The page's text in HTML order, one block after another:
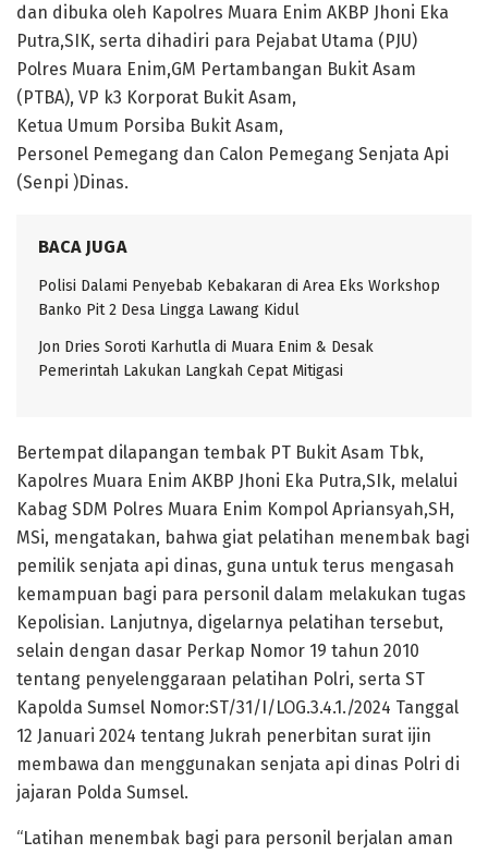
dan dibuka oleh Kapolres Muara Enim AKBP Jhoni Eka
Putra,SIK, serta dihadiri para Pejabat Utama (PJU)
Polres Muara Enim,GM Pertambangan Bukit Asam
(PTBA), VP k3 Korporat Bukit Asam,
Ketua Umum Porsiba Bukit Asam,
Personel Pemegang dan Calon Pemegang Senjata Api
(Senpi )Dinas.
BACA JUGA
Polisi Dalami Penyebab Kebakaran di Area Eks Workshop
Banko Pit 2 Desa Lingga Lawang Kidul
Jon Dries Soroti Karhutla di Muara Enim & Desak
Pemerintah Lakukan Langkah Cepat Mitigasi
Bertempat dilapangan tembak PT Bukit Asam Tbk,
Kapolres Muara Enim AKBP Jhoni Eka Putra,SIk, melalui
Kabag SDM Polres Muara Enim Kompol Apriansyah,SH,
MSi, mengatakan, bahwa giat pelatihan menembak bagi
pemilik senjata api dinas, guna untuk terus mengasah
kemampuan bagi para personil dalam melakukan tugas
Kepolisian. Lanjutnya, digelarnya pelatihan tersebut,
selain dengan dasar Perkap Nomor 19 tahun 2010
tentang penyelenggaraan pelatihan Polri, serta ST
Kapolda Sumsel Nomor:ST/31/I/LOG.3.4.1./2024 Tanggal
12 Januari 2024 tentang Jukrah penerbitan surat ijin
membawa dan menggunakan senjata api dinas Polri di
jajaran Polda Sumsel.
“Latihan menembak bagi para personil berjalan aman